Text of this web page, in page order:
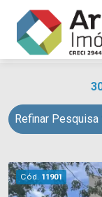
Refinar Pesquisa
Cód. 11901